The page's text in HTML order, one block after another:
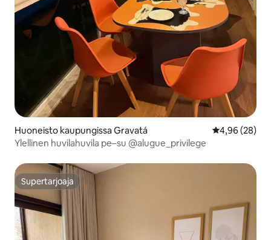
Huoneisto kaupungissa Gravatá
4,96 (28)
Ylellinen huvilahuvila pe–su @alugue_privilege
Supertarjoaja
Supertarjoaja